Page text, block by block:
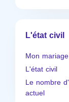
L'état civil
Mon
L'état civil
Le nombre
actuel